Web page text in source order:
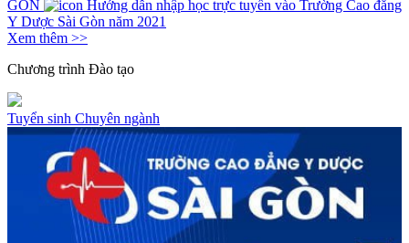
GÒN
Hướng dẫn nhập học trực tuyến vào Trường Cao đẳng
Y Dược Sài Gòn năm 2021
Xem thêm >>
Chương trình Đào tạo
Tuyển sinh Chuyên ngành